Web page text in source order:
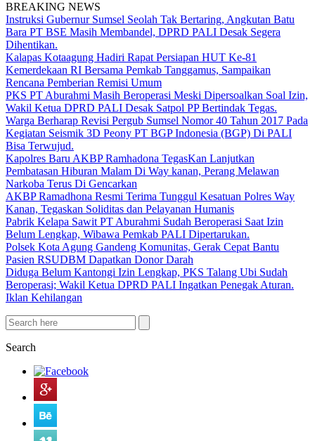
BREAKING NEWS
Instruksi Gubernur Sumsel Seolah Tak Bertaring, Angkutan Batu
Bara PT BSE Masih Membandel, DPRD PALI Desak Segera
Dihentikan.
Kalapas Kotaagung Hadiri Rapat Persiapan HUT Ke-81
Kemerdekaan RI Bersama Pemkab Tanggamus, Sampaikan
Rencana Pemberian Remisi Umum
PKS PT Aburahmi Masih Beroperasi Meski Dipersoalkan Soal Izin,
Wakil Ketua DPRD PALI Desak Satpol PP Bertindak Tegas.
Warga Berharap Revisi Pergub Sumsel Nomor 40 Tahun 2017 Pada
Kegiatan Seismik 3D Peony PT BGP Indonesia (BGP) Di PALI
Bisa Terwujud.
Kapolres Baru AKBP Ramhadona TegasKan Lanjutkan
Pembatasan Hiburan Malam Di Way kanan, Perang Melawan
Narkoba Terus Di Gencarkan
AKBP Ramadhona Resmi Terima Tunggul Kesatuan Polres Way
Kanan, Tegaskan Soliditas dan Pelayanan Humanis
Pabrik Kelapa Sawit PT Aburahmi Sudah Beroperasi Saat Izin
Belum Lengkap, Wibawa Pemkab PALI Dipertarukan.
Polsek Kota Agung Gandeng Komunitas, Gerak Cepat Bantu
Pasien RSUDBM Dapatkan Donor Darah
Diduga Belum Kantongi Izin Lengkap, PKS Talang Ubi Sudah
Beroperasi; Wakil Ketua DPRD PALI Ingatkan Penegak Aturan.
Iklan Kehilangan
Search